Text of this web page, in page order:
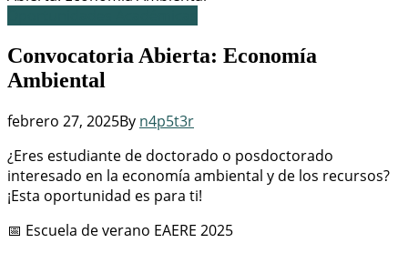
Convocatoria Abierta: Economía
Ambiental
febrero 27, 2025By n4p5t3r
¿Eres estudiante de doctorado o posdoctorado
interesado en la economía ambiental y de los recursos?
¡Esta oportunidad es para ti!
📅 Escuela de verano EAERE 2025